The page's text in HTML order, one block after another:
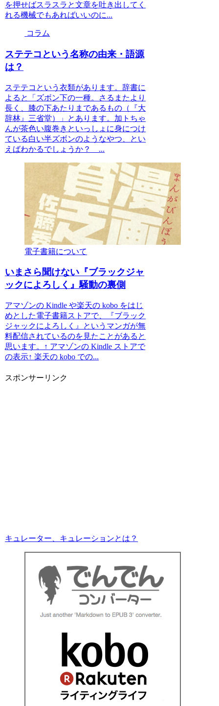
を押せばスラスラと文章を吐き出してく
れる機械でもあればいいのに...
コラム
ステテコという名称の由来・語源
は？
ステテコという衣類があります。辞書に
よると「ズボン下の一種。さるまたより
長く、膝の下あたりまであるもの（『大
辞林』三省堂）」とあります。加トちゃ
んが茶色い腹巻きといっしょに身につけ
ている白い半ズボンのようなやつ、とい
えばわかるでしょうか？ ...
電子書籍について
いまさら聞けない『ブラックジャ
ックによろしく』騒動の裏側
アマゾンの Kindle や楽天の kobo をはじ
めとした電子書籍ストアで、『ブラック
ジャックによろしく』というマンガが無
料配信されているのを見たことがあると
思います。↑ アマゾンの Kindle ストアで
の表示↑ 楽天の kobo での...
スポンサーリンク
キュレーター、キュレーションとは？